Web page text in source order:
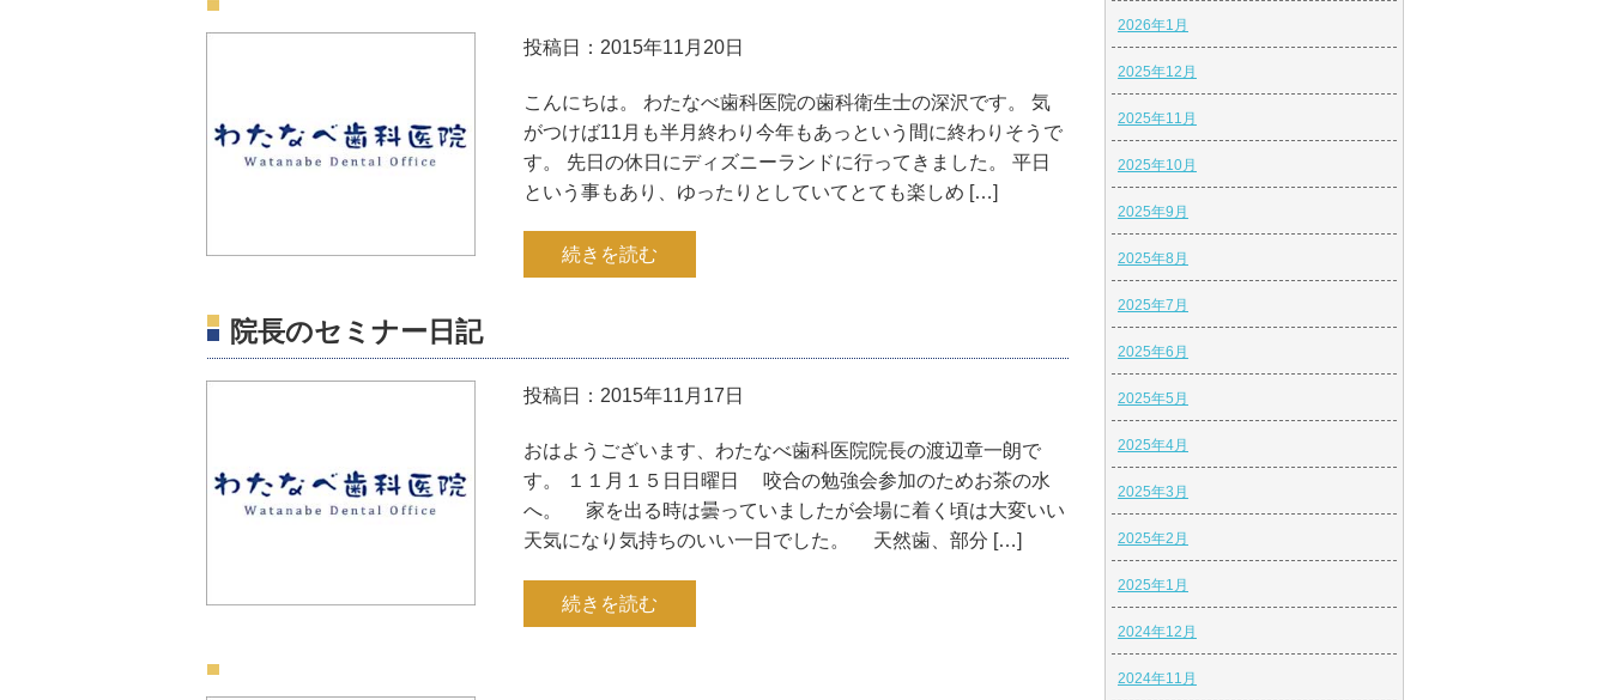
投稿日：2015年11月20日
こんにちは。 わたなべ歯科医院の歯科衛生士の深沢です。 気
がつけば11月も半月終わり今年もあっという間に終わりそうで
す。 先日の休日にディズニーランドに行ってきました。 平日
という事もあり、ゆったりとしていてとても楽しめ […]
続きを読む
院長のセミナー日記
投稿日：2015年11月17日
おはようございます、わたなべ歯科医院院長の渡辺章一朗で
す。 １１月１５日日曜日 咬合の勉強会参加のためお茶の水
へ。 家を出る時は曇っていましたが会場に着く頃は大変いい
天気になり気持ちのいい一日でした。 天然歯、部分 […]
続きを読む
2026年1月
2025年12月
2025年11月
2025年10月
2025年9月
2025年8月
2025年7月
2025年6月
2025年5月
2025年4月
2025年3月
2025年2月
2025年1月
2024年12月
2024年11月